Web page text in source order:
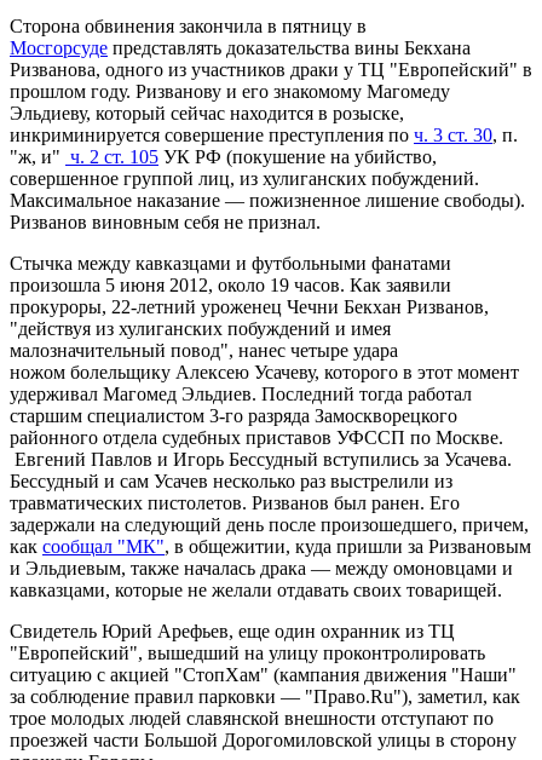
Сторона обвинения закончила в пятницу в
Мосгорсуде представлять доказательства вины Бекхана
Ризванова, одного из участников драки у ТЦ "Европейский" в
прошлом году. Ризванову и его знакомому Магомеду
Эльдиеву, который сейчас находится в розыске,
инкриминируется совершение преступления по ч. 3 ст. 30, п.
"ж, и" ч. 2 ст. 105 УК РФ (покушение на убийство,
совершенное группой лиц, из хулиганских побуждений.
Максимальное наказание — пожизненное лишение свободы).
Ризванов виновным себя не признал.
Стычка между кавказцами и футбольными фанатами
произошла 5 июня 2012, около 19 часов. Как заявили
прокуроры, 22-летний уроженец Чечни Бекхан Ризванов,
"действуя из хулиганских побуждений и имея
малозначительный повод", нанес четыре удара
ножом болельщику Алексею Усачеву, которого в этот момент
удерживал Магомед Эльдиев. Последний тогда работал
старшим специалистом 3-го разряда Замоскворецкого
районного отдела судебных приставов УФССП по Москве.
Евгений Павлов и Игорь Бессудный вступились за Усачева.
Бессудный и сам Усачев несколько раз выстрелили из
травматических пистолетов. Ризванов был ранен. Его
задержали на следующий день после произошедшего, причем,
как сообщал "МК", в общежитии, куда пришли за Ризвановым
и Эльдиевым, также началась драка — между омоновцами и
кавказцами, которые не желали отдавать своих товарищей.
Свидетель Юрий Арефьев, еще один охранник из ТЦ
"Европейский", вышедший на улицу проконтролировать
ситуацию с акцией "СтопХам" (кампания движения "Наши"
за соблюдение правил парковки — "Право.Ru"), заметил, как
трое молодых людей славянской внешности отступают по
проезжей части Большой Дорогомиловской улицы в сторону